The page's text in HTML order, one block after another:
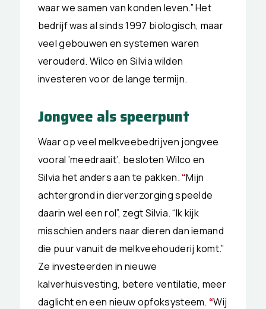
waar we samen van konden leven.” Het
bedrijf was al sinds 1997 biologisch, maar
veel gebouwen en systemen waren
verouderd. Wilco en Silvia wilden
investeren voor de lange termijn.
Jongvee als speerpunt
Waar op veel melkveebedrijven jongvee
vooral ‘meedraait’, besloten Wilco en
Silvia het anders aan te pakken. “Mijn
achtergrond in dierverzorging speelde
daarin wel een rol”, zegt Silvia. “Ik kijk
misschien anders naar dieren dan iemand
die puur vanuit de melkveehouderij komt.”
Ze investeerden in nieuwe
kalverhuisvesting, betere ventilatie, meer
daglicht en een nieuw opfoksysteem. “Wij